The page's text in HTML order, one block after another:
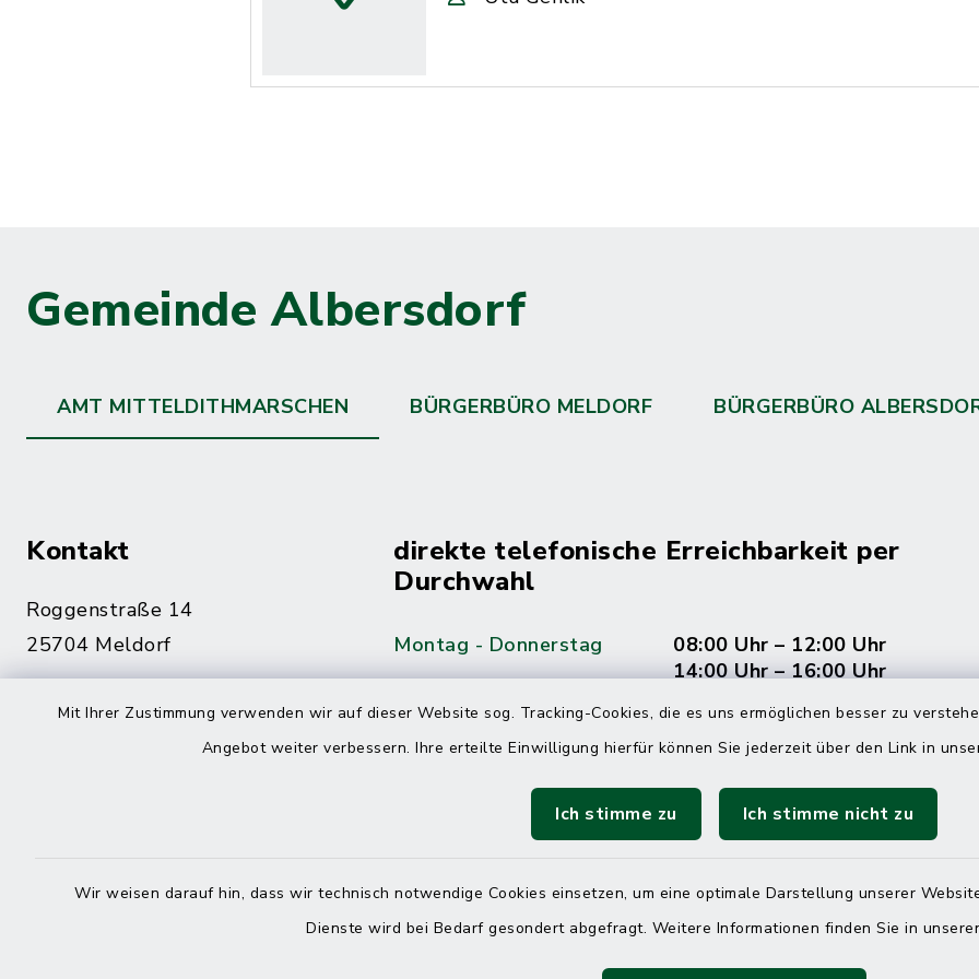
Mit Ihrer Zustimmung verwenden wir auf dieser Website sog. Tracking-Cookies, die es uns ermöglichen besser zu
Angebot weiter verbessern. Ihre erteilte Einwilligung hierfür können Sie jederzeit über den Link in
Ich stimme zu Ich stimme nicht zu
Wir weisen darauf hin, dass wir technisch notwendige Cookies einsetzen, um eine optimale Darstellung unserer
Dienste wird bei Bedarf gesondert abgefragt. Weitere Informationen finden Sie in
Gemeinde Albersdorf
AMT MITTELDITHMARSCHEN BÜRGERBÜRO MELDORF BÜRGERBÜRO
Kontakt
Roggenstraße 14
25704 Meldorf
04832 6065-215
direkte telefonische Erreichbarkeit per
Durchwahl
Montag - Donnerstag
08:00 Uhr – 12:00 Uhr
14:00 Uhr – 16:00 Uhr
Freitag
08:00 Uhr – 12:00 Uhr
Online-Terminvereinbarung
Haben Sie ein dringendes Anliegen, finden aber online
keinen zeitnahen Termin? Rufen Sie uns gerne unter der
Telefonnummer 04832 6065 0 an!